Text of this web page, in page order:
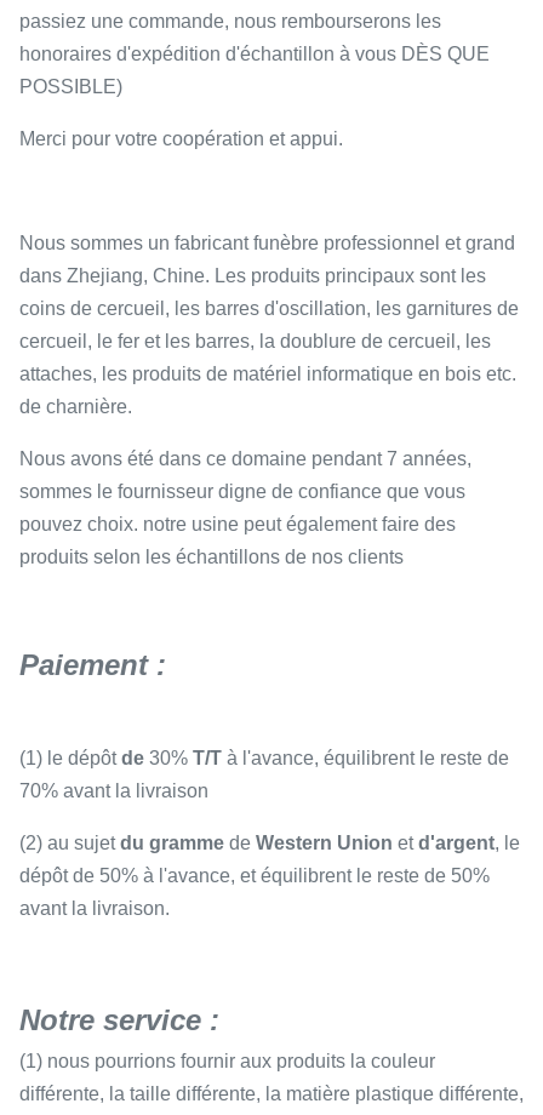
passiez une commande, nous rembourserons les
honoraires d'expédition d'échantillon à vous DÈS QUE
POSSIBLE)
Merci pour votre coopération et appui.
Nous sommes un fabricant funèbre professionnel et grand
dans Zhejiang, Chine. Les produits principaux sont les
coins de cercueil, les barres d'oscillation, les garnitures de
cercueil, le fer et les barres, la doublure de cercueil, les
attaches, les produits de matériel informatique en bois etc.
de charnière.
Nous avons été dans ce domaine pendant 7 années,
sommes le fournisseur digne de confiance que vous
pouvez choix. notre usine peut également faire des
produits selon les échantillons de nos clients
Paiement :
(1) le dépôtde 30% T/T à l'avance, équilibrent le reste de
70% avant la livraison
(2) au sujetdu gramme de Western Union etd'argent, le
dépôt de 50% à l'avance, et équilibrent le reste de 50%
avant la livraison.
Notre service :
(1) nous pourrions fournir aux produits la couleur
différente, la taille différente, la matière plastique différente,